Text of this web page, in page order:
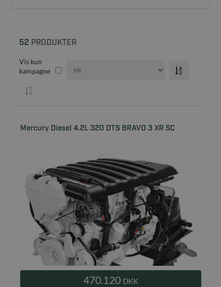
52 PRODUKTER
Vis kun
kampagne
Mercury Diesel 4.2L 320 DTS BRAVO 3 XR SC
470.120 DKK